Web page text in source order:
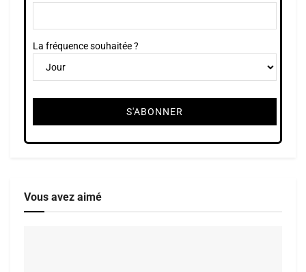
La fréquence souhaitée ?
Vous avez aimé